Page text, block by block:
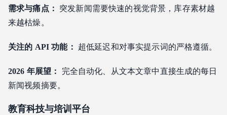
需求与痛点：
突发新闻需要快速的视觉背景，库存素材越
来越枯燥。
关注的 API 功能： 超低延迟和对事实提示词的严格遵循。
2026 年展望：
完全自动化、从文本文章中直接生成的每日
新闻视频摘要。
教育科技与培训平台